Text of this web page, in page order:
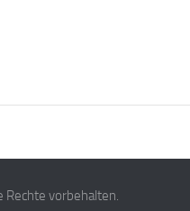
Rechte vorbehalten.